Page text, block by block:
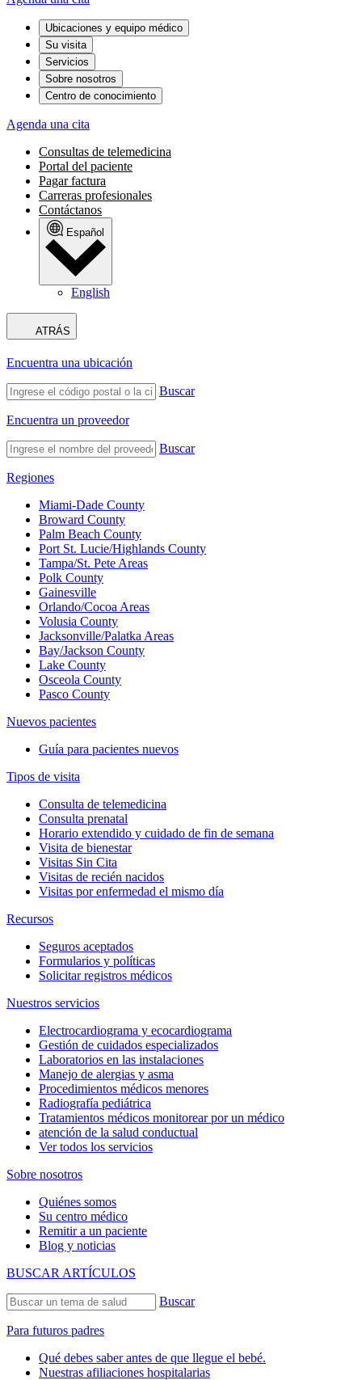
Ubicaciones y equipo médico
Su visita
Servicios
Sobre nosotros
Centro de conocimiento
Agenda una cita
Consultas de telemedicina
Portal del paciente
Pagar factura
Carreras profesionales
Contáctanos
Español
English
ATRÁS
Encuentra una ubicación
Buscar
Encuentra un proveedor
Buscar
Regiones
Miami-Dade County
Broward County
Palm Beach County
Port St. Lucie/Highlands County
Tampa/St. Pete Areas
Polk County
Gainesville
Orlando/Cocoa Areas
Volusia County
Jacksonville/Palatka Areas
Bay/Jackson County
Lake County
Osceola County
Pasco County
Nuevos pacientes
Guía para pacientes nuevos
Tipos de visita
Consulta de telemedicina
Consulta prenatal
Horario extendido y cuidado de fin de semana
Visita de bienestar
Visitas Sin Cita
Visitas de recién nacidos
Visitas por enfermedad el mismo día
Recursos
Seguros aceptados
Formularios y políticas
Solicitar registros médicos
Nuestros servicios
Electrocardiograma y ecocardiograma
Gestión de cuidados especializados
Laboratorios en las instalaciones
Manejo de alergias y asma
Procedimientos médicos menores
Radiografía pediátrica
Tratamientos médicos monitorear por un médico
atención de la salud conductual
Ver todos los servicios
Sobre nosotros
Quiénes somos
Su centro médico
Remitir a un paciente
Blog y noticias
BUSCAR ARTÍCULOS
Buscar
Para futuros padres
Qué debes saber antes de que llegue el bebé.
Nuestras afiliaciones hospitalarias